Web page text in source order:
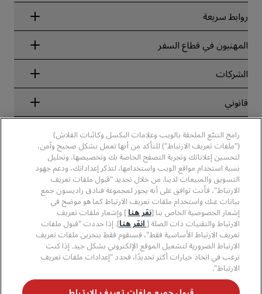
روابط سريعة
Radisson Rewards
ضمان أفضل سعر حجز عبر الإنترنت
Blog
الوجهات
تطبيق فنادق راديسون
الفنادق المعتمدة في مجال الرياضة
فنادق مناسبة للعائلات
الصحة والسلامة
المهنيون في قطاع السفر
الشركاء
الشركات
مجموعة فنادق راديسون
وسائل الإعلام
الوظائف، مجموعة فنادق PPHE
الوظائف في مجموعة فنادق EHL
The Club by RHG
فرص التنمية
الأعمال المسؤولة
المشتريات
قانوني
الإشعار القانوني
شروط برنامج Radisson Rewards وأحكامه
اتفاقية استخدام الموقع
سهولة التصفح الرقمي
بيان الرق ّ المعاصر
مساعدة
تنبيهات للمستهلكين
بيانات الاتصال
الأسئلة الشائعة
خريطة الموقع
وسائل التواصل الاجتماعي
علامات فنادق راديسون التجارية
لا تفوّت فرصة الحصول على أفضل عروضنا
رامج التتبّع الملحقة بالويب وعلامات البكسل وكائنات الفلاش)
("ملفات تعريف الارتباط") للتأكد من أنها تعمل بشكل صحيح وآمن،
لتحسين إعلاناتك وتجربة التصفح الخاصة بك وتخصيصها، وتحليل
نسبة استخدام مواقع الويب واستخدامها، لتذكر إعداداتك، ودعم جهود
التسويق والمبيعات لدينا. من خلال تحديد "قبول ملفات تعريف
الارتباط"، فأنت توافق على أنه يجوز لمجموعة فنادق راديسون جمع
بيانات عنك واستخدام ملفات تعريف الارتباط كما هو موضح في
إشعار الخصوصية الخاص بنا [نقر هنا ] وإشعار ملفات تعريف
الارتباط والتقنيات ذات الصلة [ انقر هنا]. إذا حددت "قبول ملفات
تعريف الارتباط الأساسية فقط"، فسنقوم فقط بتخزين ملفات تعريف
الارتباط الضرورية لتشغيل الموقع الإلكتروني بشكل جيد. إذا كنت
ترغب في اتخاذ خيارات أكثر تحديدًا، فحدد "إعدادات ملفات تعريف
الارتباط".